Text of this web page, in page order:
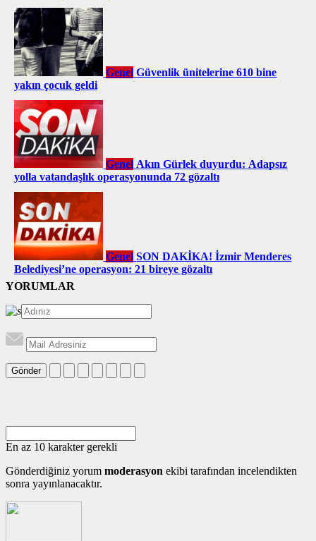
Genel Güvenlik ünitelerine 610 bine
yakın çocuk geldi
Genel Akın Gürlek duyurdu: Adapsız
yolla vatandaşlık operasyonunda 72 gözaltı
Genel SON DAKİKA! İzmir Menderes
Belediyesi’ne operasyon: 21 bireye gözaltı
YORUMLAR
Gönder
En az 10 karakter gerekli
Gönderdiğiniz yorum moderasyon ekibi tarafından incelendikten
sonra yayınlanacaktır.